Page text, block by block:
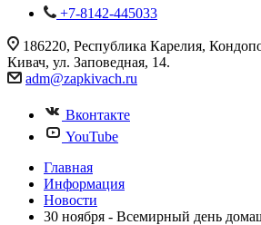
+7-8142-445033
186220, Республика Карелия,
Кивач, ул. Заповедная, 14.
adm@zapkivach.ru
Вконтакте
YouTube
Главная
Информация
Новости
30 ноября - Всемирный день